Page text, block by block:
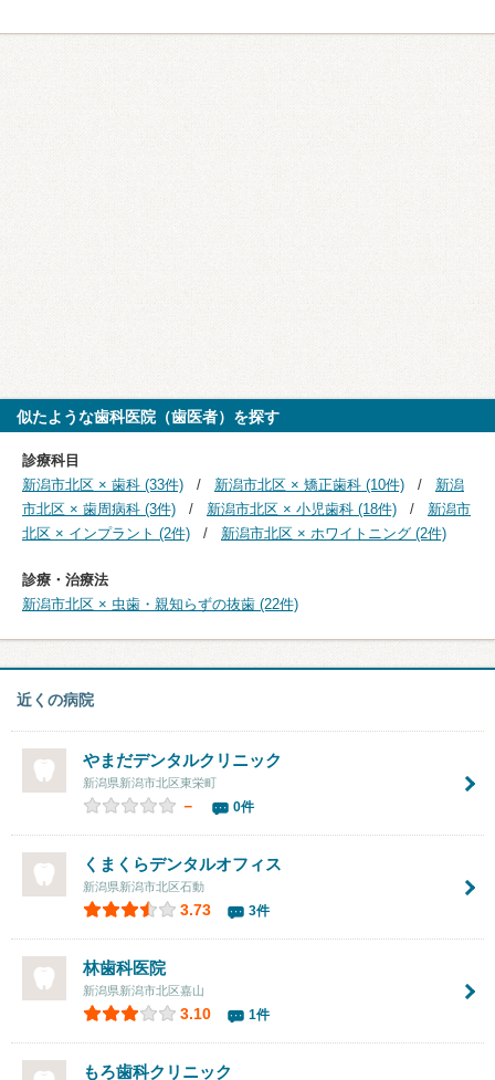
似たような歯科医院（歯医者）を探す
診療科目
新潟市北区 × 歯科 (33件)
新潟市北区 × 矯正歯科 (10件)
新潟
市北区 × 歯周病科 (3件)
新潟市北区 × 小児歯科 (18件)
新潟市
北区 × インプラント (2件)
新潟市北区 × ホワイトニング (2件)
診療・治療法
新潟市北区 × 虫歯・親知らずの抜歯 (22件)
近くの病院
やまだデンタルクリニック
新潟県新潟市北区東栄町
－ 0件
くまくらデンタルオフィス
新潟県新潟市北区石動
3.73 3件
林歯科医院
新潟県新潟市北区嘉山
3.10 1件
もろ歯科クリニック